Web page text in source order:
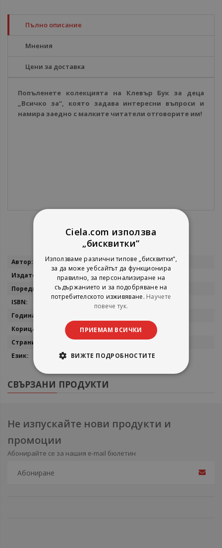
Пълно описание
Мнения
Цени за доставка
Попъленете колекцията на Клевър Бук за деца
„Всичко за“, която задава интересни въпроси и
намира заедно с малките читатели отговорите им!
Повече
Фелисити Брукс, Франки Апън
Клевър Бук ООД
Всичко за
9786197386691
Твърда
Български
СВЪРЗАНИ ПРОДУКТИ
Не изпускайте нови продукти и
промоции
Абонирайте се за нашия e-mail бюлетин
Ciela.com използва
„бисквитки“
Използваме различни типове „бисквитки“,
за да може уебсайтът да функционира
правилно, за персонализиране на
съдържанието и за подобряване на
потребителското изживяване. Научете
повече тук.
ПРИЕМАМ ВСИЧКИ
ВИЖТЕ ПОДРОБНОСТИТЕ